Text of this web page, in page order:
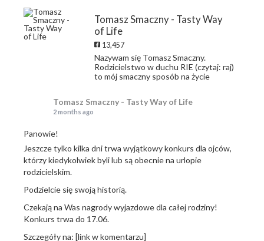
Tomasz Smaczny - Tasty Way
of Life
13,457
Nazywam się Tomasz Smaczny.
Rodzicielstwo w duchu RIE (czytaj: raj)
to mój smaczny sposób na życie
Tomasz Smaczny - Tasty Way of Life
2 months ago
Panowie!
Jeszcze tylko kilka dni trwa wyjątkowy konkurs dla ojców,
którzy kiedykolwiek byli lub są obecnie na urlopie
rodzicielskim.
Podzielcie się swoją historią.
Czekają na Was nagrody wyjazdowe dla całej rodziny!
Konkurs trwa do 17.06.
Szczegóły na: [link w komentarzu]